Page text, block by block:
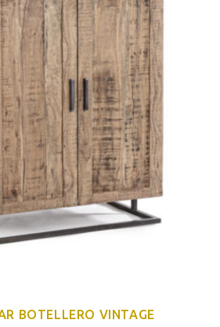
BOTELLERO VINTAGE